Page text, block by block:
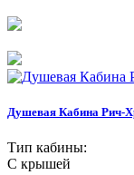
Душевая Кабина Рич-
Тип кабины:
С крышей